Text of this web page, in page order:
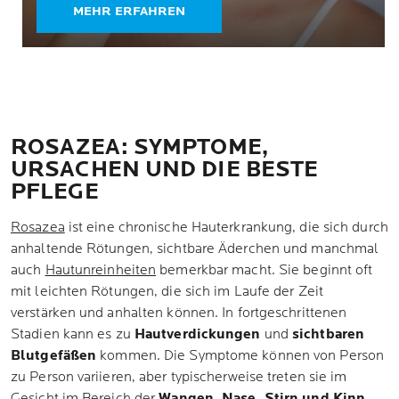
MEHR ERFAHREN
ROSAZEA: SYMPTOME,
URSACHEN UND DIE BESTE
PFLEGE
Rosazea ist eine chronische Hauterkrankung, die sich durch
anhaltende Rötungen, sichtbare Äderchen und manchmal
auch Hautunreinheiten bemerkbar macht. Sie beginnt oft
mit leichten Rötungen, die sich im Laufe der Zeit
verstärken und anhalten können. In fortgeschrittenen
Stadien kann es zu Hautverdickungen undsichtbaren
Blutgefäßen kommen. Die Symptome können von Person
zu Person variieren, aber typischerweise treten sie im